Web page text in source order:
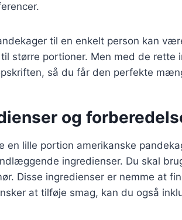
til en enkelt person kan
større portioner. Men med de rette
så du får den perfekte
og
en lille portion amerikanske
ingredienser. Du skal
Disse ingredienser er nemme at
at tilføje smag, kan du også